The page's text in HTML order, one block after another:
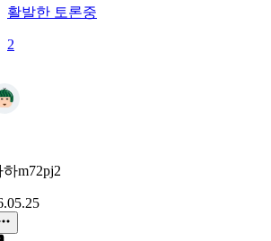
활발한 토론중
2
하m72pj2